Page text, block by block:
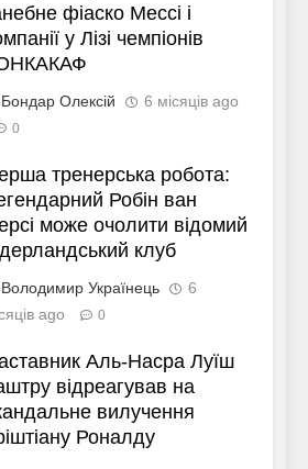
фіаско Мессі і
у Лізі чемпіонів
Бондар Олексій 6 місяців ago
0
тренерська робота:
Робін ван
може очолити відомий
клуб
Володимир Українець
6
ago
0
Аль-Насра Луїш
відреагував на
вилучення
Роналду